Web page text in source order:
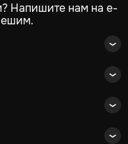
Напишите нам на e-